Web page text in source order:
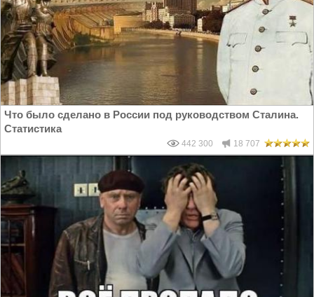
Что было сделано в России под руководством Сталина.
Статистика
442 300 18 707